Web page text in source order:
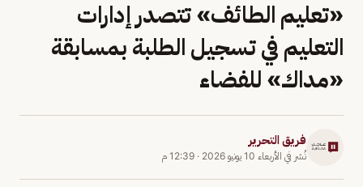
«تعليم الطائف» تتصدر إدارات
التعليم في تسجيل الطلبة بمسابقة
«مداك» للفضاء
فريق التحرير
نُشر في الأربعاء 10 يونيو 2026 · 12:39 م